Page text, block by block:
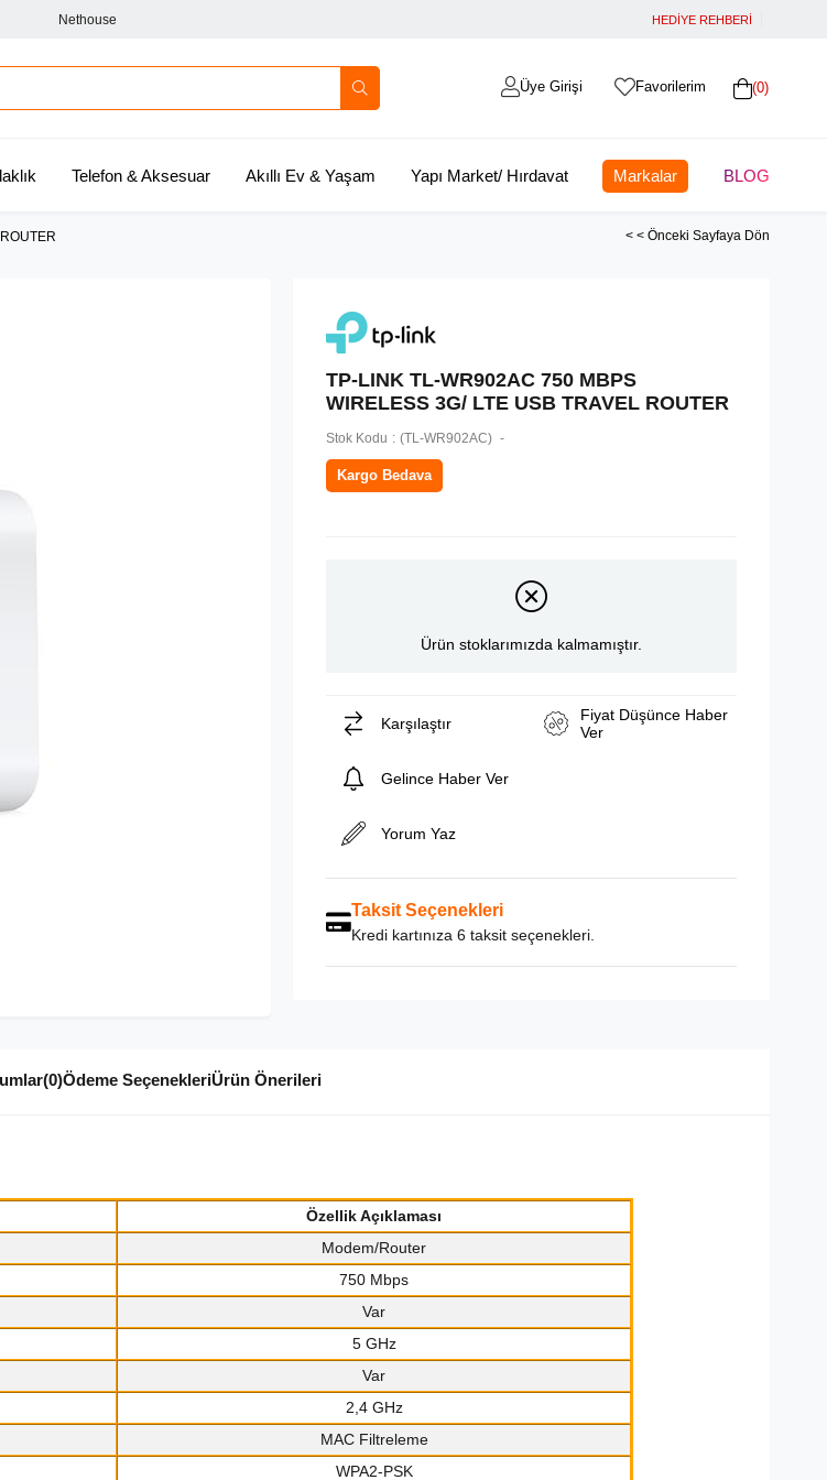
Nethouse HEDİYE REHBERİ
0
Favorilerim
Üye Girişi
Telefon & Aksesuar Akıllı Ev & Yaşam Yapı Market/ Hırdavat Markalar BLOG
< < Önceki Sayfaya Dön
TP-LINK TL-WR902AC 750 MBPS
WIRELESS 3G/ LTE USB TRAVEL ROUTER
Stok Kodu (TL-WR902AC)
Kargo Bedava
Ürün stoklarımızda kalmamıştır.
Karşılaştır
Fiyat Düşünce Haber
Ver
Gelince Haber Ver
Yorum Yaz
Taksit Seçenekleri
Kredi kartınıza 6 taksit seçenekleri.
(0)Ödeme SeçenekleriÜrün Önerileri
Özellik Açıklaması
Modem/Router
750 Mbps
Var
5 GHz
Var
2,4 GHz
MAC Filtreleme
WPA2-PSK